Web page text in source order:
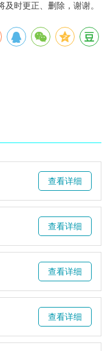
时更正、删除，谢谢。
查看详细
查看详细
查看详细
查看详细